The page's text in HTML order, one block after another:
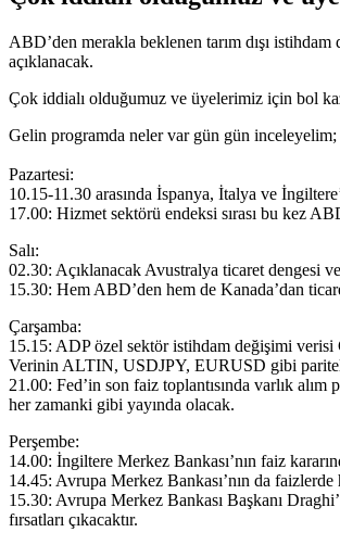
ABD’den merakla beklenen tarım dışı
açıklanacak.
Çok iddialı olduğumuz ve üyelerimiz için bol
Gelin programda neler var gün gün inceleyelim;
Pazartesi:
10.15-11.30 arasında İspanya, İtalya ve
17.00: Hizmet sektörü endeksi sırası bu kez
Salı:
02.30: Açıklanacak Avustralya ticaret dengesi
15.30: Hem ABD’den hem de Kanada’dan
Çarşamba:
15.15: ADP özel sektör istihdam değişimi
Verinin ALTIN, USDJPY, EURUSD gibi
21.00: Fed’in son faiz toplantısında varlık alım
her zamanki gibi yayında olacak.
Perşembe:
14.00: İngiltere Merkez Bankası’nın faiz
14.45: Avrupa Merkez Bankası’nın da
15.30: Avrupa Merkez Bankası Başkanı
fırsatları çıkacaktır.